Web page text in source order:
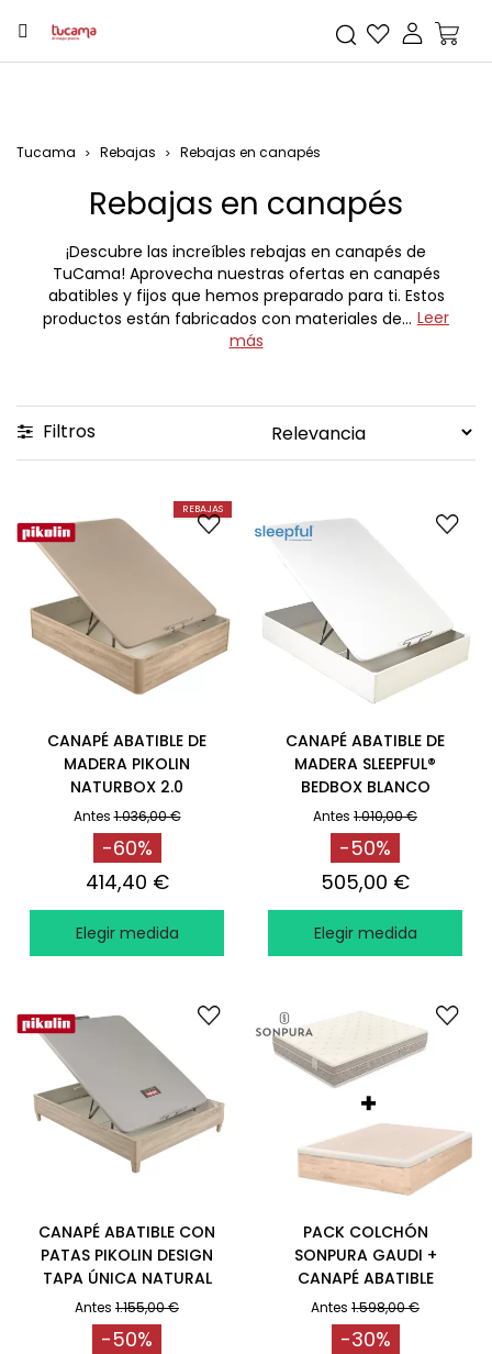
Tucama Rebajas Rebajas en canapés
Rebajas en canapés
¡Descubre las increíbles rebajas en canapés de
TuCama! Aprovecha nuestras ofertas en canapés
abatibles y fijos que hemos preparado para ti. Estos
productos están fabricados con materiales de... Leer
más
Filtros
REBAJAS
CANAPÉ ABATIBLE DE
MADERA PIKOLIN
NATURBOX 2.0
+CAPACIDAD EXTRA
NATURAL
Antes 1.036,00 €
-60%
414,40 €
Elegir medida
CANAPÉ ABATIBLE DE
MADERA SLEEPFUL®
BEDBOX BLANCO
Antes 1.010,00 €
-50%
505,00 €
Elegir medida
CANAPÉ ABATIBLE CON
PATAS PIKOLIN DESIGN
TAPA ÚNICA NATURAL
Antes 1.155,00 €
-50%
PACK COLCHÓN
SONPURA GAUDI +
CANAPÉ ABATIBLE
SONPURA STORE
Antes 1.598,00 €
-30%